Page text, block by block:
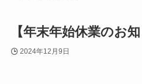
【年末年始休業のお知
2024年12月9日